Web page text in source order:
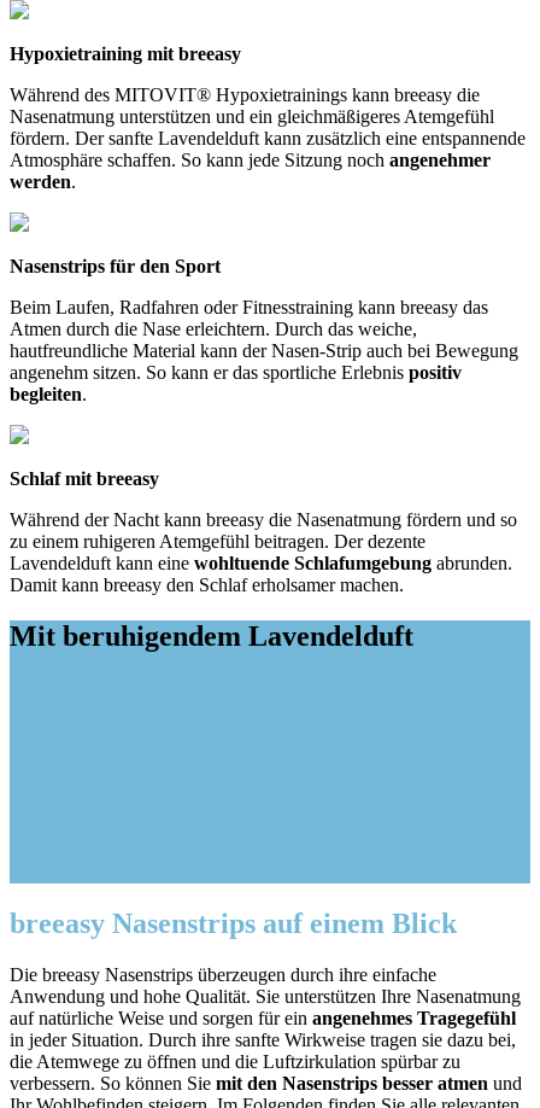
Hypoxietraining mit breeasy
Während des MITOVIT® Hypoxietrainings kann breeasy die
Nasenatmung unterstützen und ein gleichmäßigeres Atemgefühl
fördern. Der sanfte Lavendelduft kann zusätzlich eine entspannende
Atmosphäre schaffen. So kann jede Sitzung noch angenehmer
werden.
Nasenstrips für den Sport
Beim Laufen, Radfahren oder Fitnesstraining kann breeasy das
Atmen durch die Nase erleichtern. Durch das weiche,
hautfreundliche Material kann der Nasen-Strip auch bei Bewegung
angenehm sitzen. So kann er das sportliche Erlebnis positiv
begleiten.
Schlaf mit breeasy
Während der Nacht kann breeasy die Nasenatmung fördern und so
zu einem ruhigeren Atemgefühl beitragen. Der dezente
Lavendelduft kann eine wohltuende Schlafumgebung abrunden.
Damit kann breeasy den Schlaf erholsamer machen.
Mit beruhigendem Lavendelduft
breeasy Nasenstrips auf einem Blick
Die breeasy Nasenstrips überzeugen durch ihre einfache
Anwendung und hohe Qualität. Sie unterstützen Ihre Nasenatmung
auf natürliche Weise und sorgen für ein angenehmes Tragegefühl
in jeder Situation. Durch ihre sanfte Wirkweise tragen sie dazu bei,
die Atemwege zu öffnen und die Luftzirkulation spürbar zu
verbessern. So können Sie mit den Nasenstrips besser atmen und